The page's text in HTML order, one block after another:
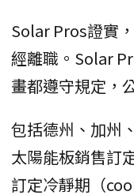
Solar Pros證實
經離職。Solar
畫都遵守規定，
包括德州、加州
太陽能板銷售訂
訂定冷靜期（